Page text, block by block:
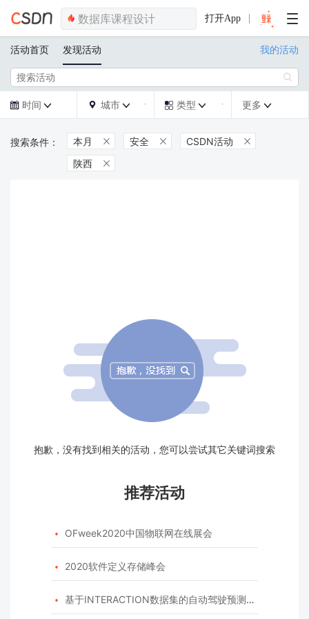
打开App
活动首页 发现活动 我的活动

 时间   城市   类型  更多 
本月  安全  CSDN活动 
陕西 
抱歉，没有找到相关的活动，您可以尝试其它关键词搜索
推荐活动
 OFweek2020中国物联网在线展会
 2020软件定义存储峰会
 基于INTERACTION数据集的自动驾驶预测模型挑战赛